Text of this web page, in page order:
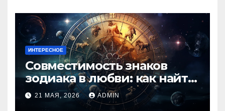
ИНТЕРЕСНОЕ
Совместимость знаков
зодиака в любви: как найти
идеальную пару и
избежать конфликтов
21 МАЯ, 2026 ADMIN